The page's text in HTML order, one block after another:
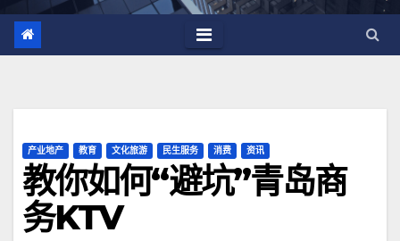
产业地产 教育 文化旅游 民生服务 消费 资讯
教你如何“避坑”青岛商
务KTV